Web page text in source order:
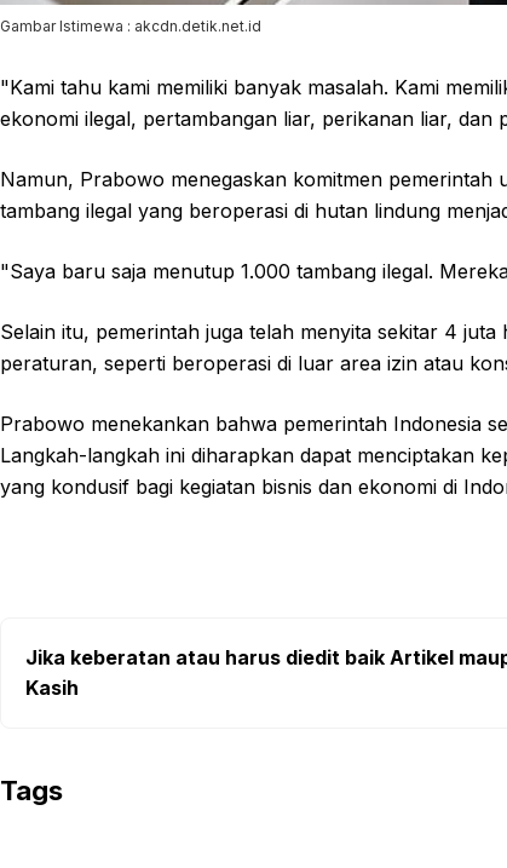
Gambar Istimewa : akcdn.detik.net.id
"Kami tahu kami memiliki banyak masalah. Kami
ekonomi ilegal, pertambangan liar, perikanan liar, dan
Namun, Prabowo menegaskan komitmen
tambang ilegal yang beroperasi di hutan lindung
"Saya baru saja menutup 1.000 tambang ilegal.
Selain itu, pemerintah juga telah menyita sekitar 4
peraturan, seperti beroperasi di luar area izin atau
Prabowo menekankan bahwa pemerintah Indonesia
Langkah-langkah ini diharapkan dapat menciptakan
yang kondusif bagi kegiatan bisnis dan ekonomi di
Jika keberatan atau harus diedit baik Artikel
Kasih
Tags